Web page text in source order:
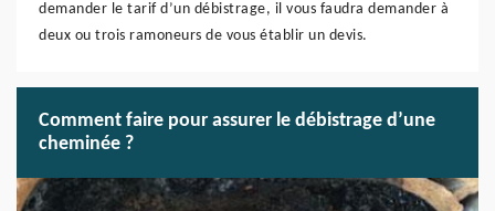
demander le tarif d’un débistrage, il vous faudra demander à
deux ou trois ramoneurs de vous établir un devis.
Comment faire pour assurer le débistrage d’une
cheminée ?